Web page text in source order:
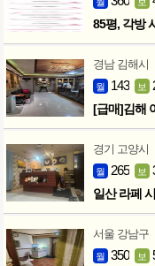
경남 김해시
월 143 보
[급매]김해
경기 고양시
월 265 보
일산 라페
서울 강남구
월 350 보